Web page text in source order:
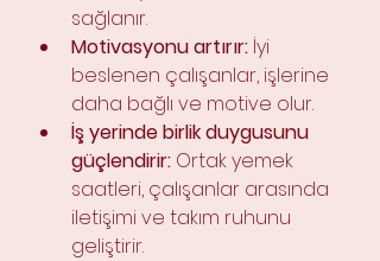
sağlanır.
Motivasyonu artırır: İyi
beslenen çalışanlar, işlerine
daha bağlı ve motive olur.
İş yerinde birlik duygusunu
güçlendirir: Ortak yemek
saatleri, çalışanlar arasında
iletişimi ve takım ruhunu
geliştirir.